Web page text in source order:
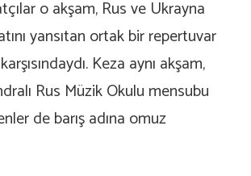
o akşam, Rus ve Ukrayna
yansıtan ortak bir repertuvar
Keza aynı akşam,
Rus Müzik Okulu mensubu
de barış adına omuz